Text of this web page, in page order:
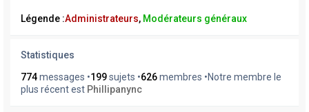
Légende :Administrateurs, Modérateurs généraux
Statistiques
774messages •199sujets •626membres •Notre membre le
plus récent est Phillipanync